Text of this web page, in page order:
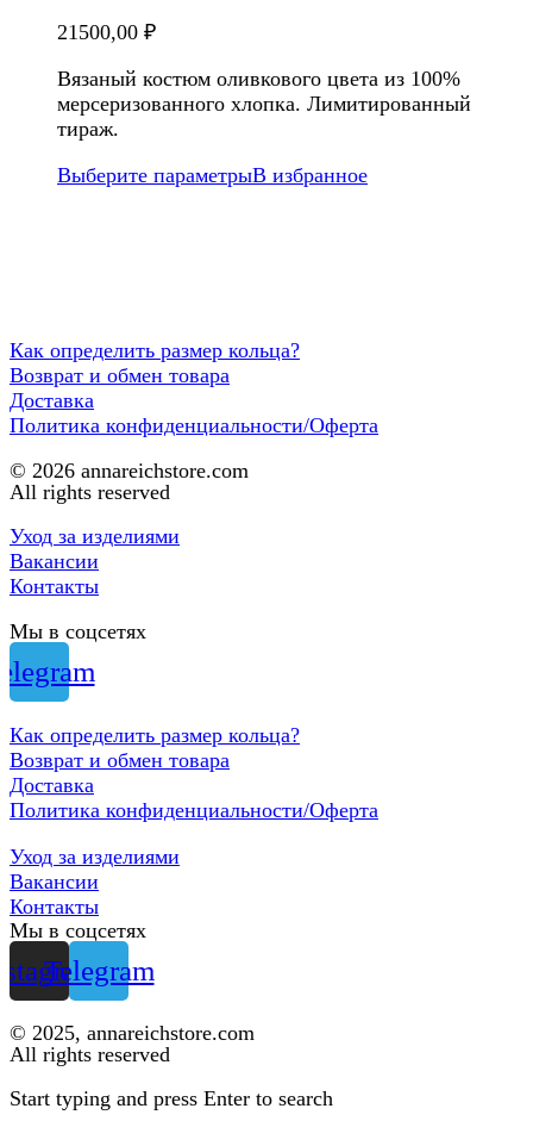
21500,00 ₽
Вязаный костюм оливкового цвета из 100%
мерсеризованного хлопка. Лимитированный
тираж.
Выберите параметрыВ избранное
Как определить размер кольца?
Возврат и обмен товара
Доставка
Политика конфиденциальности/Оферта
© 2026 annareichstore.com
All rights reserved
Уход за изделиями
Вакансии
Контакты
Мы в соцсетях
Как определить размер кольца?
Возврат и обмен товара
Доставка
Политика конфиденциальности/Оферта
Уход за изделиями
Вакансии
Контакты
Мы в соцсетях
Telegram
© 2025, annareichstore.com
All rights reserved
Start typing and press Enter to search